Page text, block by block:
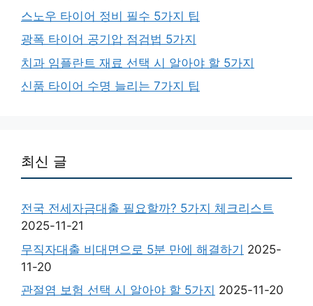
스노우 타이어 정비 필수 5가지 팁
광폭 타이어 공기압 점검법 5가지
치과 임플란트 재료 선택 시 알아야 할 5가지
신품 타이어 수명 늘리는 7가지 팁
최신 글
전국 전세자금대출 필요할까? 5가지 체크리스트
2025-11-21
무직자대출 비대면으로 5분 만에 해결하기 2025-
11-20
관절염 보험 선택 시 알아야 할 5가지 2025-11-20